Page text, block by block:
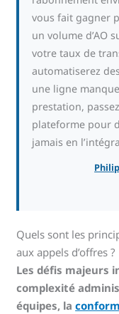
vous fait gagner
un volume d’AO
votre taux de
automatiserez
une ligne
prestation,
plateforme pour
jamais en
Quels sont les
aux appels d’offres ?
Les défis majeurs
complexité
équipes, la